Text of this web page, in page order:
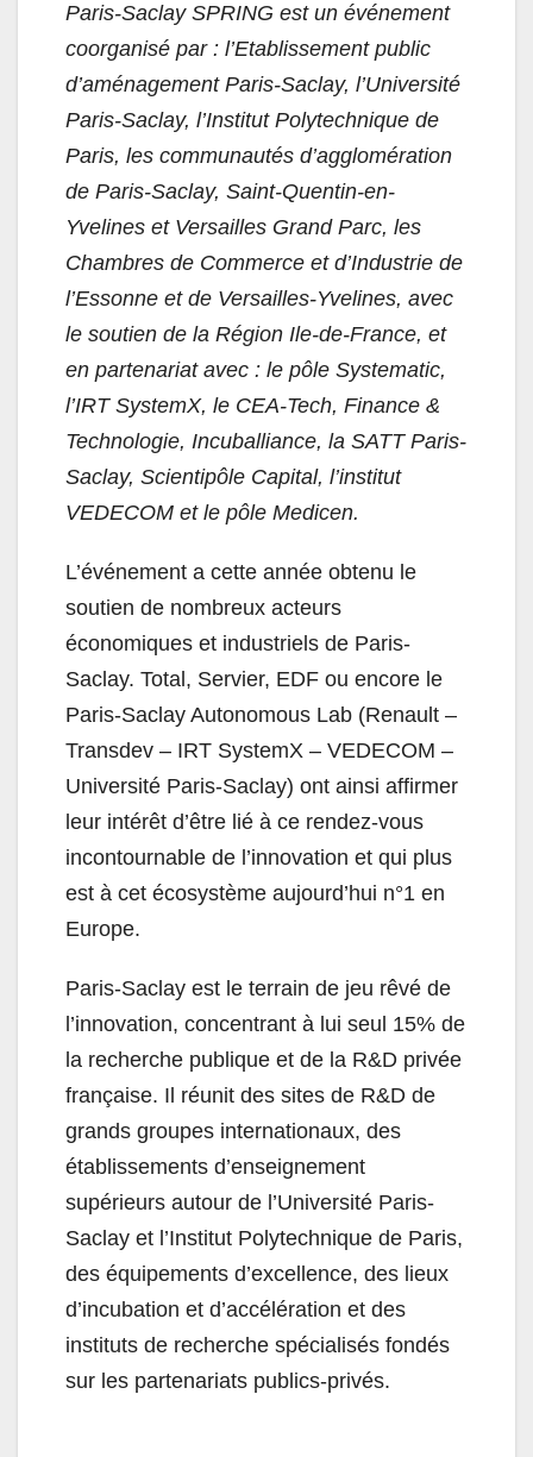
Paris-Saclay SPRING est un événement
coorganisé par : l’Etablissement public
d’aménagement Paris-Saclay, l’Université
Paris-Saclay, l’Institut Polytechnique de
Paris, les communautés d’agglomération
de Paris-Saclay, Saint-Quentin-en-
Yvelines et Versailles Grand Parc, les
Chambres de Commerce et d’Industrie de
l’Essonne et de Versailles-Yvelines, avec
le soutien de la Région Ile-de-France, et
en partenariat avec : le pôle Systematic,
l’IRT SystemX, le CEA-Tech, Finance &
Technologie, Incuballiance, la SATT Paris-
Saclay, Scientipôle Capital, l’institut
VEDECOM et le pôle Medicen.
L’événement a cette année obtenu le
soutien de nombreux acteurs
économiques et industriels de Paris-
Saclay. Total, Servier, EDF ou encore le
Paris-Saclay Autonomous Lab (Renault –
Transdev – IRT SystemX – VEDECOM –
Université Paris-Saclay) ont ainsi affirmer
leur intérêt d’être lié à ce rendez-vous
incontournable de l’innovation et qui plus
est à cet écosystème aujourd’hui n°1 en
Europe.
Paris-Saclay est le terrain de jeu rêvé de
l’innovation, concentrant à lui seul 15% de
la recherche publique et de la R&D privée
française. Il réunit des sites de R&D de
grands groupes internationaux, des
établissements d’enseignement
supérieurs autour de l’Université Paris-
Saclay et l’Institut Polytechnique de Paris,
des équipements d’excellence, des lieux
d’incubation et d’accélération et des
instituts de recherche spécialisés fondés
sur les partenariats publics-privés.